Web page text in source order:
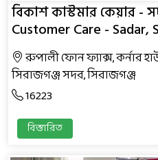
বিকাশ কাস্টমার কেয়ার -
Customer Care - Sadar,
রুপালী ফোন ফ্যাক্স, কর্নার
সিরাজগঞ্জ সদর, সিরাজগঞ্জ
16223
বিস্তারিত